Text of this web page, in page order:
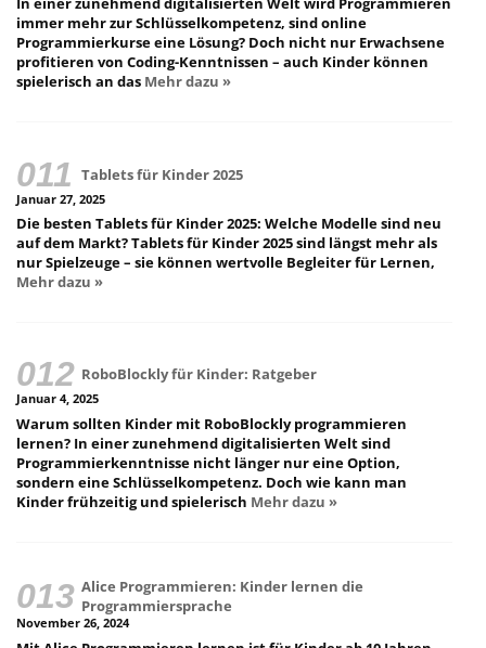
immer mehr zur Schlüsselkompetenz, sind online
Programmierkurse eine Lösung? Doch nicht nur Erwachsene
profitieren von Coding-Kenntnissen – auch Kinder können
spielerisch an das Mehr dazu »
Tablets für Kinder 2025
Januar 27, 2025
Die besten Tablets für Kinder 2025: Welche Modelle sind neu
auf dem Markt? Tablets für Kinder 2025 sind längst mehr als
nur Spielzeuge – sie können wertvolle Begleiter für Lernen,
Mehr dazu »
RoboBlockly für Kinder: Ratgeber
Januar 4, 2025
Warum sollten Kinder mit RoboBlockly programmieren
lernen? In einer zunehmend digitalisierten Welt sind
Programmierkenntnisse nicht länger nur eine Option,
sondern eine Schlüsselkompetenz. Doch wie kann man
Kinder frühzeitig und spielerisch Mehr dazu »
Alice Programmieren: Kinder lernen die
Programmiersprache
November 26, 2024